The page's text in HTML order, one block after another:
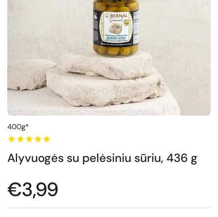
400g*
Alyvuogės su pelėsiniu sūriu, 436 g
Normali kaina
€3,99